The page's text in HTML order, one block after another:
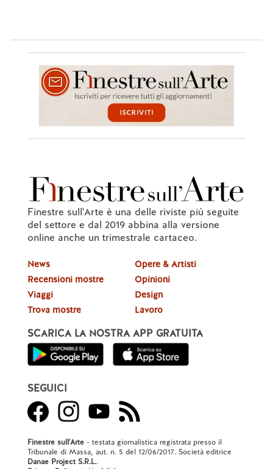
Finestre sull'Arte è una delle riviste più seguite
del settore e dal 2019 abbina alla versione
online anche un trimestrale cartaceo.
News
Recensioni mostre
Viaggi
Trova mostre
Opere & Artisti
Opinioni
Design
Lavoro
SCARICA LA NOSTRA APP GRATUITA
SEGUICI
Finestre sull'Arte- testata giornalistica registrata presso il
Tribunale di Massa, aut. n. 5 del 12/06/2017. Società editrice
Danae Project S.R.L..